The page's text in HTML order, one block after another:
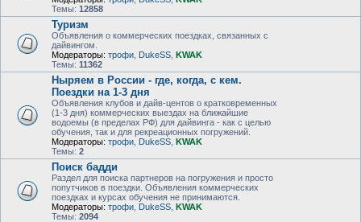
Темы: 12858
Туризм
Объявления о коммерческих поездках, связанных с
дайвингом.
Модераторы: трофи DukeSS KWAK
Темы: 11362
Ныряем в России - где, когда, с кем.
Поездки на 1-3 дня
Объявления клубов и дайв-центов о кратковременных
(1-3 дня) коммерческих выездах на ближайшие
водоемы (в пределах РФ) для дайвинга - как с целью
обучения, так и для рекреационных погружений.
Модераторы: трофи DukeSS KWAK
Темы: 2
Поиск бадди
Раздел для поиска партнеров на погружения и просто
попутчиков в поездки. Объявления коммерческих
поездках и курсах обучения не принимаются.
Модераторы: трофи DukeSS KWAK
Темы: 2094